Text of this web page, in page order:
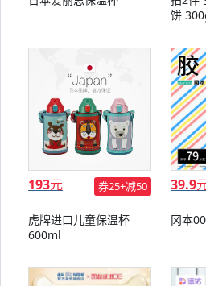
饼
193元 券25+减50
虎牌进口儿童保温杯
600ml
39.9
冈本